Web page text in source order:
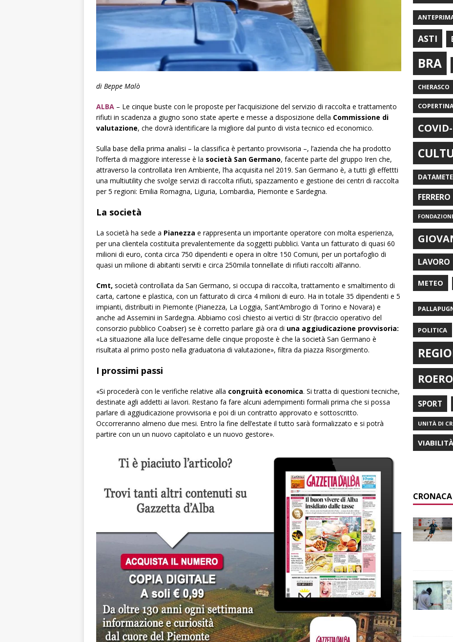
di Beppe Malò
ALBA – Le cinque buste con le proposte per l’acquisizione del servizio di raccolta e trattamento
rifiuti in scadenza a giugno sono state aperte e messe a disposizione della Commissione di
valutazione, che dovrà identificare la migliore dal punto di vista tecnico ed economico.
Sulla base della prima analisi – la classifica è pertanto provvisoria –, l’azienda che ha prodotto
l’offerta di maggiore interesse è la società San Germano, facente parte del gruppo Iren che,
attraverso la controllata Iren Ambiente, l’ha acquisita nel 2019. San Germano è, a tutti gli effettti
una multiutility che svolge servizi di raccolta rifiuti, spazzamento e gestione dei centri di raccolta
per 5 regioni: Emilia Romagna, Liguria, Lombardia, Piemonte e Sardegna.
La società
La società ha sede a Pianezza e rappresenta un importante operatore con molta esperienza,
per una clientela costituita prevalentemente da soggetti pubblici. Vanta un fatturato di quasi 60
milioni di euro, conta circa 750 dipendenti e opera in oltre 150 Comuni, per un portafoglio di
quasi un milione di abitanti serviti e circa 250mila tonnellate di rifiuti raccolti all’anno.
Cmt, società controllata da San Germano, si occupa di raccolta, trattamento e smaltimento di
carta, cartone e plastica, con un fatturato di circa 4 milioni di euro. Ha in totale 35 dipendenti e 5
impianti, distribuiti in Piemonte (Pianezza, La Loggia, Sant’Ambrogio di Torino e Novara) e
anche ad Assemini in Sardegna. Abbiamo così chiesto ai vertici di Str (braccio operativo del
consorzio pubblico Coabser) se è corretto parlare già ora di una aggiudicazione provvisoria:
«La situazione alla luce dell’esame delle cinque proposte è che la società San Germano è
risultata al primo posto nella graduatoria di valutazione», filtra da piazza Risorgimento.
I prossimi passi
«Si procederà con le verifiche relative alla congruità economica. Si tratta di questioni tecniche,
destinate agli addetti ai lavori. Restano fa fare alcuni adempimenti formali prima che si possa
parlare di aggiudicazione provvisoria e poi di un contratto approvato e sottoscritto.
Occorreranno almeno due mesi. Entro la fine dell’estate il tutto sarà formalizzato e si potrà
partire con un un nuovo capitolato e un nuovo gestore».
ASTI
BRA
CHERASCO
FERRERO
LAVORO
METEO
POLITICA
ROERO
SPORT
UNITÀ DI
CRONACA